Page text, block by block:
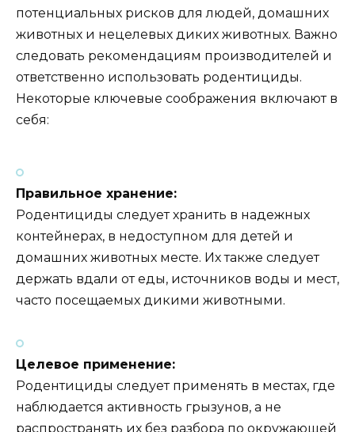
потенциальных рисков для людей, домашних
животных и нецелевых диких животных. Важно
следовать рекомендациям производителей и
ответственно использовать родентициды.
Некоторые ключевые соображения включают в
себя:
Правильное хранение:
Родентициды следует хранить в надежных
контейнерах, в недоступном для детей и
домашних животных месте. Их также следует
держать вдали от еды, источников воды и мест,
часто посещаемых дикими животными.
Целевое применение:
Родентициды следует применять в местах, где
наблюдается активность грызунов, а не
распространять их без разбора по окружающей